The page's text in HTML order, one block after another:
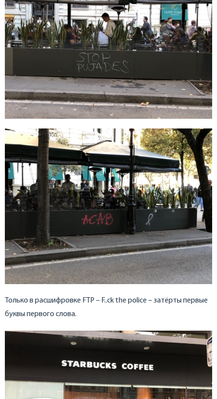
Только в расшифровке FTP – F..ck the police – затёрты первые
буквы первого слова.